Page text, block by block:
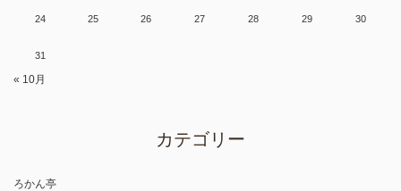
24 25 26 27 28 29 30
31
« 10月
カテゴリー
ろかん亭